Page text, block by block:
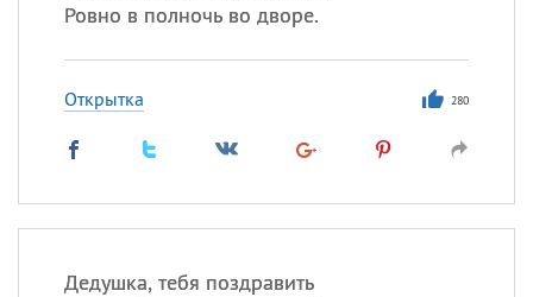
Ровно в полночь во дворе.
Открытка 280
Дедушка, тебя поздравить